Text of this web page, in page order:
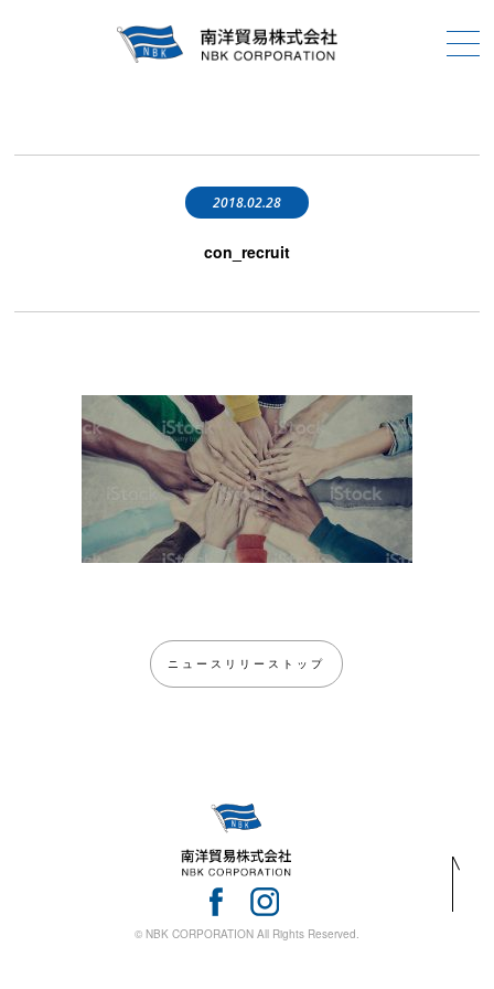
2018.02.28
con_recruit
ニュースリリーストップ
© NBK CORPORATION All Rights Reserved.